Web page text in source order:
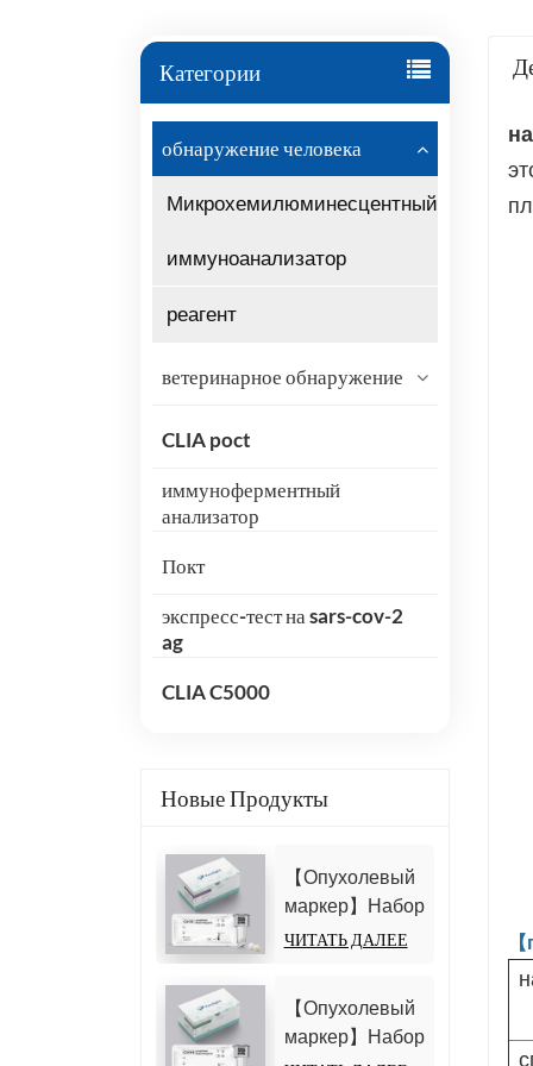
Категории
обнаружение человека
Микрохемилюминесцентный
иммуноанализатор
реагент
ветеринарное обнаружение
CLIA poct
иммуноферментный
анализатор
Покт
экспресс-тест на sars-cov-2
ag
CLIA C5000
Новые Продукты
【Опухолевый
маркер】Набор
для
углеводов 125
(CA125)
ЧИТАТЬ ДАЛЕЕ
【Опухолевый
маркер】Набор